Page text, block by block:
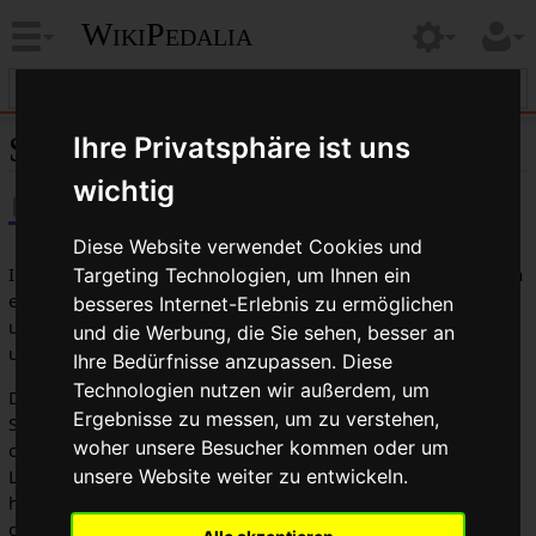
Ihre Privatsphäre ist uns
wichtig
Diese Website verwendet Cookies und
Targeting Technologien, um Ihnen ein
besseres Internet-Erlebnis zu ermöglichen
und die Werbung, die Sie sehen, besser an
Ihre Bedürfnisse anzupassen. Diese
Technologien nutzen wir außerdem, um
Ergebnisse zu messen, um zu verstehen,
woher unsere Besucher kommen oder um
unsere Website weiter zu entwickeln.
WikiPedalia
Schlauch
Im Inneren von vielen modernen Fahrradreifenbefindet sich
ein
Schlauch, der im wesentlichen ein Ballon ausGummi
und einVentilbesitzt, der durch ein Loch in derFelge
um von dort aus aufgepumpt zu werden.
Der Schlauch soll dafür sorgen, dass der Reifen luftdicht ist.
So kann der Reifen viele kleine Löcher und Poren haben,
ohne dass man Luft verliert. Wenn der Reifen ein großes
Loch oder einen Schnitt hat, kann der Schlauch hier
hervorquellen und platzen. Der Schlauch alleine hat nicht
genügend Substanz, um dem hohem Druck in seinem